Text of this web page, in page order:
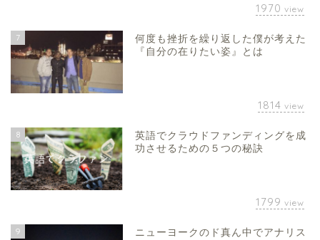
1970 view
7
何度も挫折を繰り返した僕が考えた
『自分の在りたい姿』とは
1814 view
8
英語でクラウドファンディングを成
功させるための５つの秘訣
1799 view
9
ニューヨークのド真ん中でアナリス